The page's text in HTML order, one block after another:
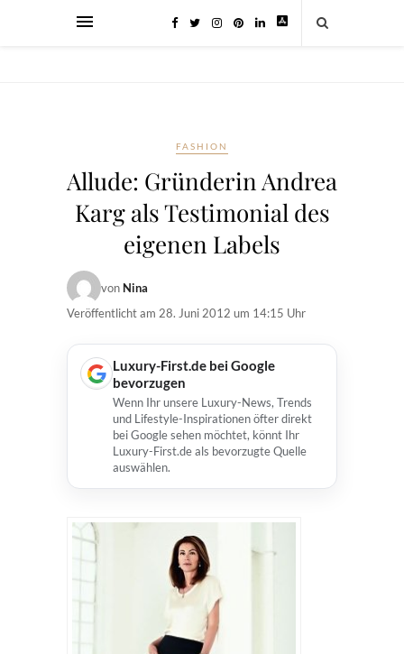
FASHION
Allude: Gründerin Andrea
Karg als Testimonial des
eigenen Labels
von Nina
Veröffentlicht am 28. Juni 2012 um 14:15 Uhr
Luxury-First.de bei Google
bevorzugen
Wenn Ihr unsere Luxury-News, Trends
und Lifestyle-Inspirationen öfter direkt
bei Google sehen möchtet, könnt Ihr
Luxury-First.de als bevorzugte Quelle
auswählen.